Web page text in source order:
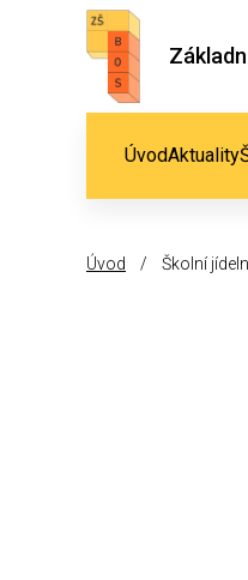
ÚvodAktuality
Úvod / Školní